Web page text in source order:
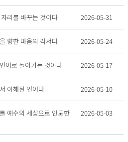
리를 바꾸는 것이다 2026-05-31
향한 마음의 각서다 2026-05-24
어로 돌아가는 것이다 2026-05-17
이해된 언어다 2026-05-10
예수의 세상으로 인도한
2026-05-03